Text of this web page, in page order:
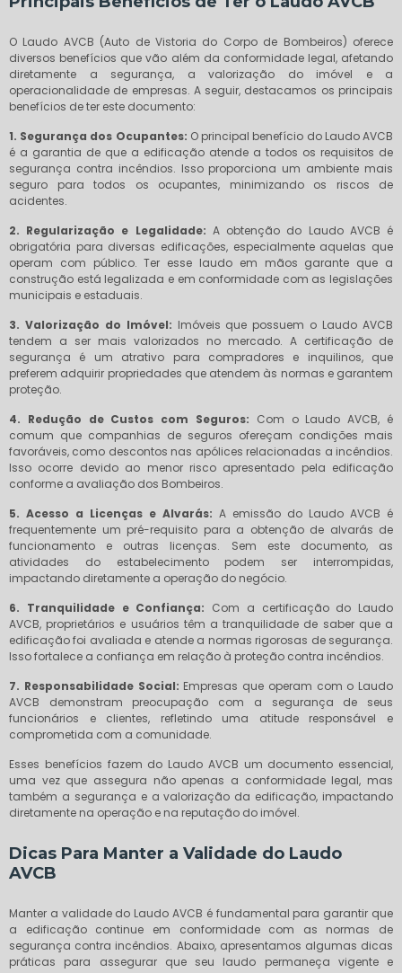
O Laudo AVCB (Auto de Vistoria do Corpo de Bombeiros) oferece
diversos benefícios que vão além da conformidade legal, afetando
diretamente a segurança, a valorização do imóvel e a
operacionalidade de empresas. A seguir, destacamos os principais
benefícios de ter este documento:
1. Segurança dos Ocupantes: O principal benefício do Laudo AVCB
é a garantia de que a edificação atende a todos os requisitos de
segurança contra incêndios. Isso proporciona um ambiente mais
seguro para todos os ocupantes, minimizando os riscos de
acidentes.
2. Regularização e Legalidade: A obtenção do Laudo AVCB é
obrigatória para diversas edificações, especialmente aquelas que
operam com público. Ter esse laudo em mãos garante que a
construção está legalizada e em conformidade com as legislações
municipais e estaduais.
3. Valorização do Imóvel: Imóveis que possuem o Laudo AVCB
tendem a ser mais valorizados no mercado. A certificação de
segurança é um atrativo para compradores e inquilinos, que
preferem adquirir propriedades que atendem às normas e garantem
proteção.
4. Redução de Custos com Seguros: Com o Laudo AVCB, é
comum que companhias de seguros ofereçam condições mais
favoráveis, como descontos nas apólices relacionadas a incêndios.
Isso ocorre devido ao menor risco apresentado pela edificação
conforme a avaliação dos Bombeiros.
5. Acesso a Licenças e Alvarás: A emissão do Laudo AVCB é
frequentemente um pré-requisito para a obtenção de alvarás de
funcionamento e outras licenças. Sem este documento, as
atividades do estabelecimento podem ser interrompidas,
impactando diretamente a operação do negócio.
6. Tranquilidade e Confiança: Com a certificação do Laudo
AVCB, proprietários e usuários têm a tranquilidade de saber que a
edificação foi avaliada e atende a normas rigorosas de segurança.
Isso fortalece a confiança em relação à proteção contra incêndios.
7. Responsabilidade Social: Empresas que operam com o Laudo
AVCB demonstram preocupação com a segurança de seus
funcionários e clientes, refletindo uma atitude responsável e
comprometida com a comunidade.
Esses benefícios fazem do Laudo AVCB um documento essencial,
uma vez que assegura não apenas a conformidade legal, mas
também a segurança e a valorização da edificação, impactando
diretamente na operação e na reputação do imóvel.
Dicas Para Manter a Validade do Laudo
AVCB
Manter a validade do Laudo AVCB é fundamental para garantir que
a edificação continue em conformidade com as normas de
segurança contra incêndios. Abaixo, apresentamos algumas dicas
práticas para assegurar que seu laudo permaneça vigente e